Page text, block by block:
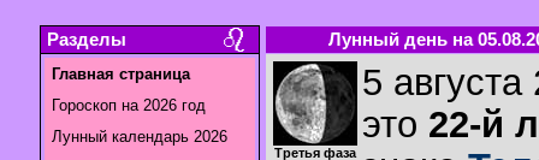
Разделы
Главная страница
Гороскоп на 2026 год
Лунный календарь 2026
Лунный день на
Третья фаза
5
это 22-й